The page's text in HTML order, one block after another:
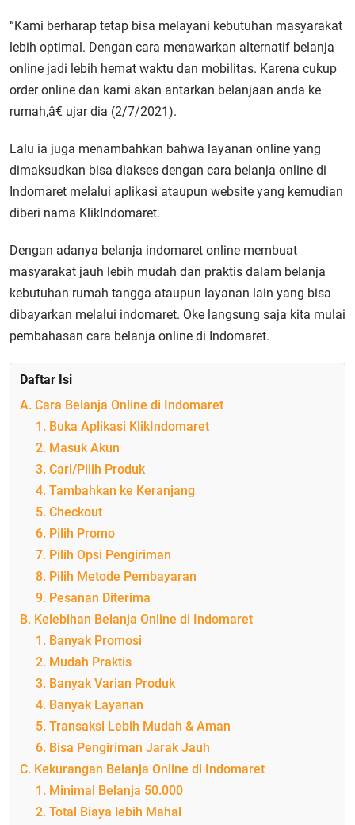
“Kami berharap tetap bisa melayani kebutuhan masyarakat
lebih optimal. Dengan cara menawarkan alternatif belanja
online jadi lebih hemat waktu dan mobilitas. Karena cukup
order online dan kami akan antarkan belanjaan anda ke
rumah,â€ ujar dia (2/7/2021).
Lalu ia juga menambahkan bahwa layanan online yang
dimaksudkan bisa diakses dengan cara belanja online di
Indomaret melalui aplikasi ataupun website yang kemudian
diberi nama KlikIndomaret.
Dengan adanya belanja indomaret online membuat
masyarakat jauh lebih mudah dan praktis dalam belanja
kebutuhan rumah tangga ataupun layanan lain yang bisa
dibayarkan melalui indomaret. Oke langsung saja kita mulai
pembahasan cara belanja online di Indomaret.
Daftar Isi
A. Cara Belanja Online di Indomaret
1. Buka Aplikasi KlikIndomaret
2. Masuk Akun
3. Cari/Pilih Produk
4. Tambahkan ke Keranjang
5. Checkout
6. Pilih Promo
7. Pilih Opsi Pengiriman
8. Pilih Metode Pembayaran
9. Pesanan Diterima
B. Kelebihan Belanja Online di Indomaret
1. Banyak Promosi
2. Mudah Praktis
3. Banyak Varian Produk
4. Banyak Layanan
5. Transaksi Lebih Mudah & Aman
6. Bisa Pengiriman Jarak Jauh
C. Kekurangan Belanja Online di Indomaret
1. Minimal Belanja 50.000
2. Total Biaya lebih Mahal